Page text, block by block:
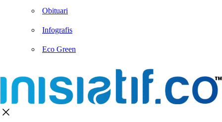
Obituari
Infografis
Eco Green